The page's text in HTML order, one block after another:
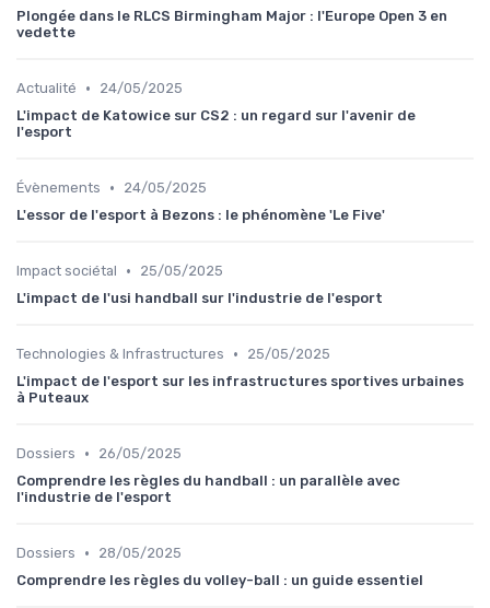
Plongée dans le RLCS Birmingham Major : l'Europe Open 3 en
vedette
Actualité •
24/05/2025
L'impact de Katowice sur CS2 : un regard sur l'avenir de
l'esport
Évènements •
24/05/2025
L'essor de l'esport à Bezons : le phénomène 'Le Five'
Impact sociétal •
25/05/2025
L'impact de l'usi handball sur l'industrie de l'esport
Technologies & Infrastructures •
25/05/2025
L'impact de l'esport sur les infrastructures sportives urbaines
à Puteaux
Dossiers •
26/05/2025
Comprendre les règles du handball : un parallèle avec
l'industrie de l'esport
Dossiers •
28/05/2025
Comprendre les règles du volley-ball : un guide essentiel